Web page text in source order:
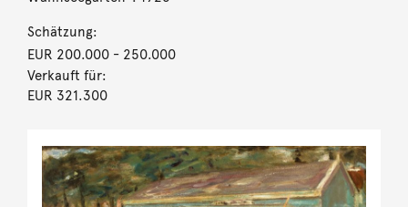
Schätzung:
EUR 200.000- 250.000
Verkauft für:
EUR 321.300